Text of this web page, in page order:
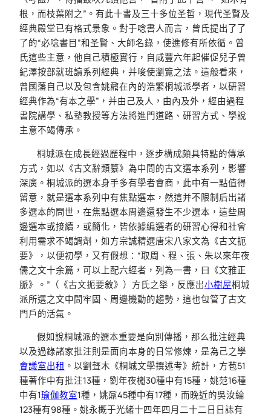
根，而枝葉附之”。有此十書及三十多位圣哲，現代圣賢及
經典殿堂已有格式景象。對于唸書人而言，曾氏提出了了
了的“必唸書目”和圣賢、大師名錄，使進修有所依循。曾
氏這些主意，他自己積極實行，自咸豐六年起催促兒子曾
紀澤按部就班讀系列經典，并唆使瀏覽之法。這般看來，
曾國藩自己以及包含姚鼐在內的浩繁桐城派學者，以研習
經典作為“有本之學”，并由己及人，由內及外，經由過程
書院講學、私塾教授等方法將進門道路、研習方式、學說
主意不竭傳承。
桐城派在成長經過歷程中，逐步構成頗具特點的傳承
方式，如以《古文辭類纂》為中間的古文選本系列，影響
深廣。桐城派的選本身手多有學者會商，此中有一點值得
留意，就是選本系列中有焦點選本，然這并不限制后出諸
多選本的問世，在焦點選本周邊還發生不少選本，這些周
邊選本或接續，或簡化，皆依據編選者的研習心得和社會
利用需求不竭調劑，如方宗誠精選唐宋八家文為《古文扼
要》，以便初學，又有假想：“取周、程、張、朱以來年夜
儒之文十余篇，可以上配六經者，列為一書，曰《文雅正
脈》。”（《古文扼要敘》）方氏之舉，反應出小樹屋桐城
派所選之文中間牢固、周邊機動的趨勢，這也包管了古文
門戶的活氣。
假如說桐城派的選本重要是向別傳播，那么批注經典
以及過錄諸家批注則是面向本身的日常修煉，是為己之學
會議室出租 。以劉聲木《桐城文學撰述考》統計，方苞51
種著作中有批注13種，劉年夜櫆30種中有15種，姚范16種
中有1瑜伽教室1種，姚鼐45種中有17種，而晚近的吳汝綸
123種有98種。姚永概于光緒十四年四月二十二日日誌有